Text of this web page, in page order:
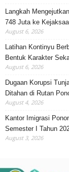
Langkah
748 Juta ke
August 6, 2026
Latihan Kontinyu
Bentuk Karakter
August 6, 2026
Dugaan Korupsi
Ditahan di Rutan
August 4, 2026
Kantor Imigrasi
Semester I Tahun
August 3, 2026